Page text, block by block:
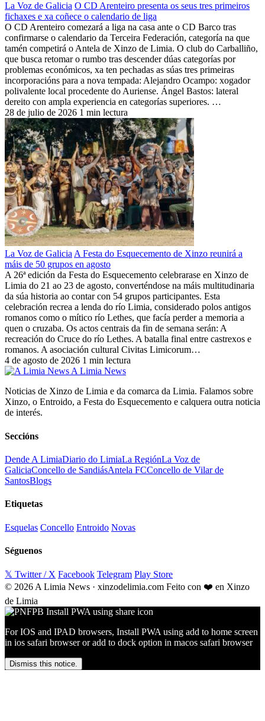
La Voz de Galicia O CD Arenteiro presenta os seus tres primeiros
fichaxes e xa coñece o calendario de liga
O CD Arenteiro comezará a liga na casa ante o CD Barco tras
confirmarse o calendario da Terceira Federación, categoría na que
tamén competirá o Antela de Xinzo de Limia. O club do Carballiño,
que busca retomar o rumbo tras descender dúas categorías por
problemas económicos, xa ten pechadas as súas tres primeiras
incorporacións para a nova tempada: Alejandro Ocampo: xogador
polivalente local procedente do Auriense. Ángel Bastos: lateral
dereito con ampla experiencia en categorías superiores. …
28 de julio de 2026 1 min lectura
La Voz de GaliciaA Festa do Esquecemento de Xinzo reunirá a
máis de 50 grupos en agosto
A 26ª edición da Festa do Esquecemento celebrarase en Xinzo de
Limia do 21 ao 23 de agosto, converténdose na máis multitudinaria
da súa historia ao contar con 54 grupos participantes. Esta
celebración recrea a lenda do río Limia, considerado polos antigos
romanos como o mítico río Lethes, que facía perder a memoria a
quen o cruzaba. Os actos centrais da fin de semana serán: A
recreación do Cruce do río Lethes. A batalla final entre castrexos e
romanos. A asociación cultural Civitas Limicorum…
4 de agosto de 2026 1 min lectura
A Limia News
Noticias de Xinzo de Limia e da comarca da Limia. Falamos sobre
Xinzo, o Entroido, a Festa do Esquecemento e calquera outra noticia
de interés.
Seccións
Dende A LimiaDiario do LimiaLa RegiónLa Voz de
GaliciaConcello de SandiásAntela FCConcello de Vilar de
SantosBlogs
Etiquetas
Esquelas Concello Entroido Novas
Séguenos
𝕏 Twitter / X Facebook Telegram Play Store
© 2026 A Limia News · xinzodelimia.com Feito con ❤️ en Xinzo
de Limia
For IOS and IPAD browsers, Install PWA using add to home screen
in ios safari browser or add to dock option in macos safari browser
Dismiss this notice.